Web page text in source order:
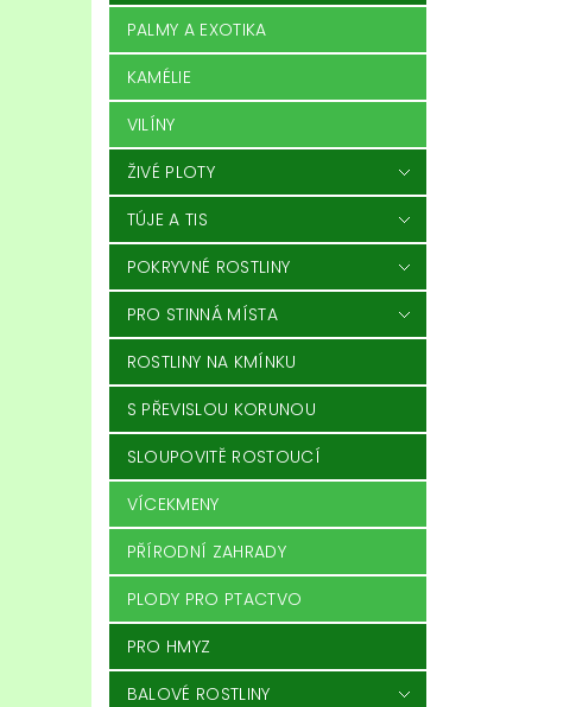
PALMY A EXOTIKA
KAMÉLIE
VILÍNY
ŽIVÉ PLOTY
TÚJE A TIS
POKRYVNÉ ROSTLINY
PRO STINNÁ MÍSTA
ROSTLINY NA KMÍNKU
S PŘEVISLOU KORUNOU
SLOUPOVITĚ ROSTOUCÍ
VÍCEKMENY
PŘÍRODNÍ ZAHRADY
PLODY PRO PTACTVO
PRO HMYZ
BALOVÉ ROSTLINY